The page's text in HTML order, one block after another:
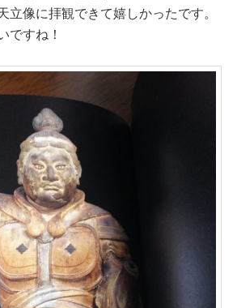
立像に拝観できて嬉しかったです。
ですね！